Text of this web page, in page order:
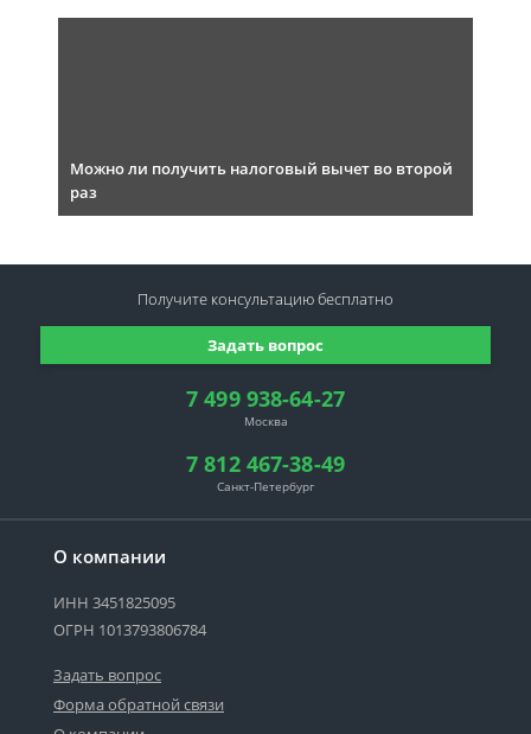
Можно ли получить налоговый вычет во второй
раз
О компании
ИНН 3451825095
ОГРН 1013793806784
Задать вопрос
Форма обратной связи
7 499 938-64-27
Москва
7 812 467-38-49
Санкт-Петербург
Задать вопрос
Получите консультациюбесплатно